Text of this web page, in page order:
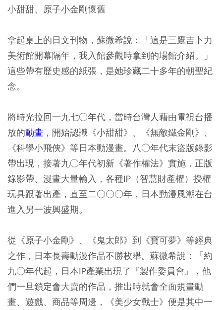
小甜甜、原子小金剛懷舊
拿起桌上的日文刊物，蘇微希說：「這是三鷹吉卜力
美術館開幕隔年，我入館參觀時拿到的場館介紹。」
這些帶有歷史感的紙張，是她珍藏二十多年的朝聖紀
念。
將時光拉回一九七○年代，當時台灣人藉由電視台播
放的動畫 ，開始認識《小甜甜》、《無敵鐵金剛》、
《科學小飛俠》等日本動漫畫。八○年代末盜版錄影
帶出現，接著九○年代初新《著作權法》實施，正版
錄影帶、漫畫大量輸入，各種IP（智慧財產權）授權
玩具跟著出產，直至二○○○年，日本動漫風潮在台
進入另一波興盛期。
從《原子小金剛》、《鬼太郎》到《寶可夢》等經典
之作，日本長壽動漫作品不勝枚舉。蘇微希說：「約
九○年代起，日本IP產業出現了『製作委員會』，他
們一旦鎖定會大賣的作品，推出時就會全面規畫動
畫、遊戲、商品等周邊，《美少女戰士》便是其中一